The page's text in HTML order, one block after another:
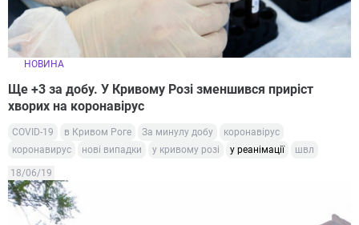
НОВИНА
Ще +3 за добу. У Кривому Розі зменшився приріст
хворих на коронавірус
COVID-19 в Кривом Роге За минулу добу
коронавірус
коронавирус
нові випадки у кривому розі у реанімації швл
18/06/19